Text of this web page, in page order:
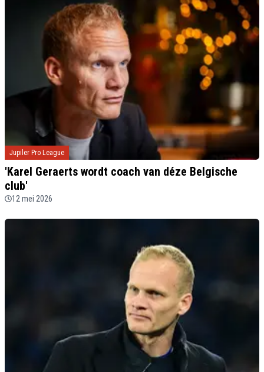
Jupiler Pro League
'Karel Geraerts wordt coach van déze Belgische
club'
12 mei 2026